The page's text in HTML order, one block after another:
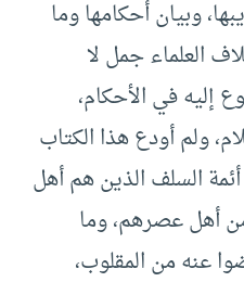
وبيان أحكامها وما
العلماء جمل لا
إليه في الأحكام،
ولم أودع هذا الكتاب
السلف الذين هم أهل
من أهل عصرهم، وما
عنه من المقلوب،